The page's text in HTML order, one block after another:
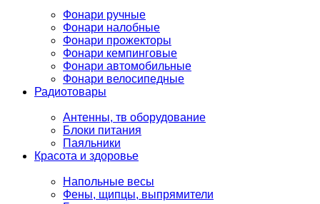
Фонари ручные
Фонари налобные
Фонари прожекторы
Фонари кемпинговые
Фонари автомобильные
Фонари велосипедные
Радиотовары
Антенны, тв оборудование
Блоки питания
Паяльники
Красота и здоровье
Напольные весы
Фены, щипцы, выпрямители